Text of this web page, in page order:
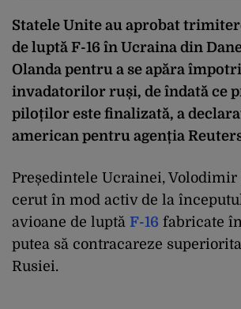
Statele Unite au aprobat
de luptă F-16 în Ucraina din
Olanda pentru a se apăra
invadatorilor ruși, de îndată ce
piloților este finalizată, a
american pentru agenția
Președintele Ucrainei, Volodimir
cerut în mod activ de la
avioane de luptă F-16 fabricate
putea să contracareze
Rusiei.